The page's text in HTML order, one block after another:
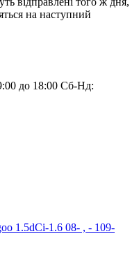
на наступний
до 18:00 Сб-Нд:
1.5dCi-1.6 08- , - 109-